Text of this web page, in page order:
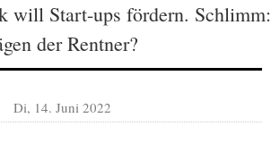
will Start-ups fördern. Schlimm:
der Rentner?
Di, 14. Juni 2022